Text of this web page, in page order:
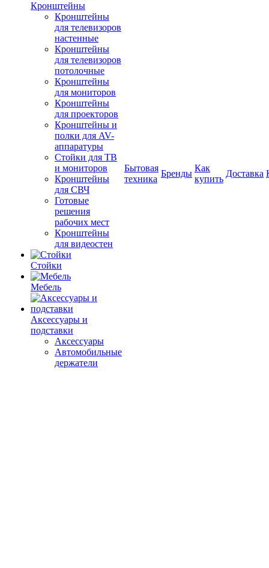
Кронштейны
Кронштейны
для телевизоров
настенные
Кронштейны
для телевизоров
потолочные
Кронштейны
для мониторов
Кронштейны
для проекторов
Кронштейны и
полки для AV-
аппаратуры
Стойки для ТВ
и мониторов
Кронштейны
для СВЧ
Готовые
решения
рабочих мест
Кронштейны
для видеостен
Стойки
Мебель
Аксессуары и
подставки
Аксессуары
Автомобильные
держатели
Бытовая
техника
Бренды
Как
купить
Доставка